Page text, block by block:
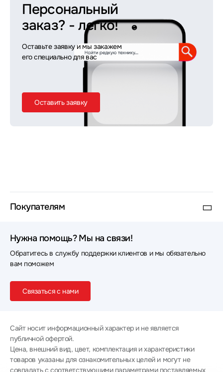
Персональный
заказ? - легко!
Оставьте заявку и мы закажем
его специально для вас
Оставить заявку
Покупателям
Нужна помощь? Мы на связи!
Обратитесь в службу поддержки клиентов и мы обязательно
вам поможем
Связаться с нами
Сайт носит информационный характер и не является
публичной офертой.
Цена, внешний вид, цвет, комплектация и характеристики
товаров указаны для ознакомительных целей и могут не
совпадать с соответствующими параметрами поставляемых